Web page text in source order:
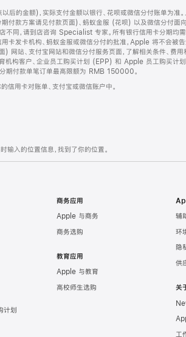
的金额)，实际支付金额以银行、花呗或微信分付账单为准
付款方案请见付款页面)、蚂蚁金服 (花呗) 以及微信分付面
，请到店咨询 Specialist 专家。所有银行信用卡分期均需
卡发卡机构、蚂蚁金服或微信分付的批准，Apple 将不会被
网站、支付宝网站和微信分付服务页面，了解相关条件、费
机构客户、企业员工购买计划 (EPP) 和 Apple 员工购买计
分期付款单笔订单最高限额为 RMB 150000。
信用卡对账单、支付宝或微信账户中。
入的位置信息，找到了你的位置。
划
商务应用
Apple 与商务
商务选购
教育应用
Apple 与教育
高校师生选购
辅
环
隐
供
关
工